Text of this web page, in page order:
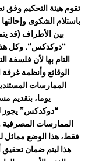
تقومهيئةالتحكيموفق
باستلامالشكوىوإحالتها
بينالأطراف (قد
“دوكدكس“.وكل
التامبهالأنفلسفة
الوقائعوأنظمةغرفة
الممارسات
يوما،بتقديم
“دوكدكس”يجوز
الممارساتالمصرفية
فقط،هذاالوضعمماثل
هذاليتمضمانتحقيق